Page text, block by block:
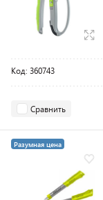
Код: 360743
Сравнить
Разумная цена